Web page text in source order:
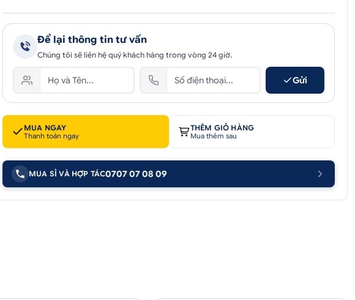
Để lại thông tin tư vấn
Chúng tôi sẽ liên hệ quý khách hàng trong vòng 24 giờ.
Gửi
MUA NGAY
Thanh toán ngay
THÊM GIỎ HÀNG
Mua thêm sau
MUA SỈ VÀ HỢP TÁC0707 07 08 09